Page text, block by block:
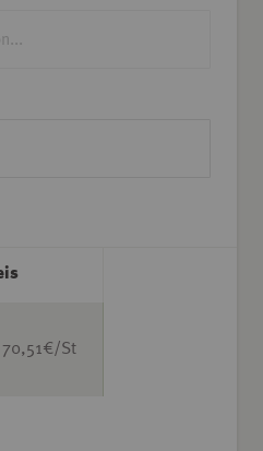
70,51€/St